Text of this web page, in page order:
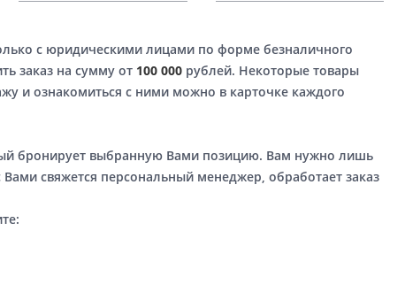
с юридическими лицами по форме безналичного
заказ на сумму от 100 000рублей. Некоторые товары
и ознакомиться с ними можно в карточке каждого
бронирует выбранную Вами позицию. Вам нужно лишь
Вами свяжется персональный менеджер, обработает заказ